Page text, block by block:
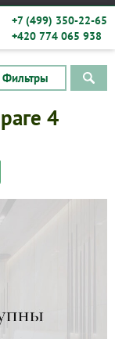
+7 (499) 350-22-65
+420 774 065 938
Фильтры
4